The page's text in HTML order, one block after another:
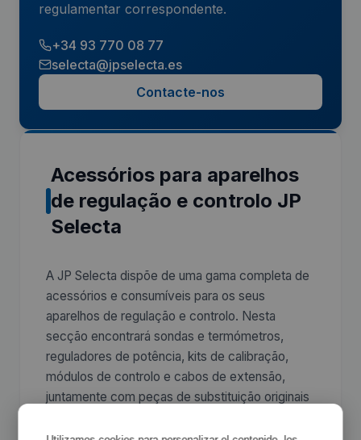
regulamentar correspondente.
+34 93 770 08 77
selecta@jpselecta.es
Contacte-nos
Acessórios para aparelhos
de regulação e controlo JP
Selecta
A JP Selecta dispõe de uma gama completa de
acessórios e consumíveis para os seus
aparelhos de regulação e controlo. Nesta
secção encontrará sondas e termómetros,
reguladores de potência, kits de calibração,
módulos de controlo e cabos de extensão,
juntamente com peças de substituição originais